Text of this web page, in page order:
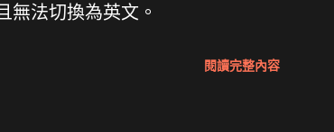
法切換為英文。
閱讀完整內容